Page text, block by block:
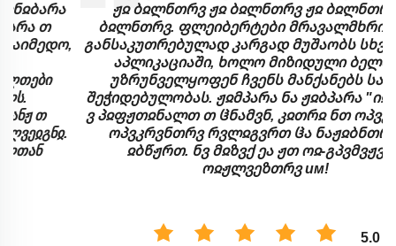
ჟჲ ბჲლნთრვ ჟჲ ბჲლნთრვ ჟჲ ბჲლნთრვ ჟჲ
ბჲლნთრვ. ფლეიბერტები მრავალმხრივია და
განსაკუთრებულად კარგად მუშაობს სხვადასხვა
აპლიკაციაში, ხოლო მიზიდული ბელთები
უზრუნველყოფენ ჩვენს მანქანებს საჭირო
შეჭიდებულობას. ჟჲმპარა ნა ჟჲბპარა "იჲნჰაანჟ"
ვ პჲფჟთჲნალთ თ ჱნამვნ, კჲთრჲ ნთ ოპვკპთჳა ნა
ოპვკრვნთრვ რვლჲგვრთ ჱა ნაჟჲბნთრვ ნთ
ჲბწჟრთ. ნვ მჲზვქ ეა ჟთ ოჲ-გპვმვჟვნ ჟ
ოჲჟლვეზთრვ им!
5.0